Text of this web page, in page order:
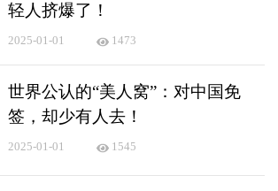
轻人挤爆了！
2025-01-01 1473
世界公认的“美人窝”：对中国免
签，却少有人去！
2025-01-01 1545